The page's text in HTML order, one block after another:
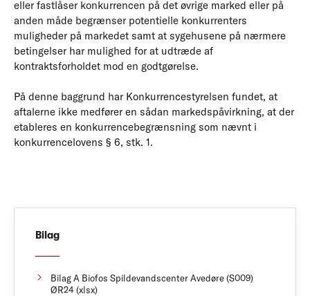
eller fastlåser konkurrencen på det øvrige marked eller på
anden måde begrænser potentielle konkurrenters
muligheder på markedet samt at sygehusene på nærmere
betingelser har mulighed for at udtræde af
kontraktsforholdet mod en godtgørelse.
På denne baggrund har Konkurrencestyrelsen fundet, at
aftalerne ikke medfører en sådan markedspåvirkning, at der
etableres en konkurrencebegrænsning som nævnt i
konkurrencelovens § 6, stk. 1.
Bilag
Bilag A Biofos Spildevandscenter Avedøre (S009)
ØR24 (xlsx)